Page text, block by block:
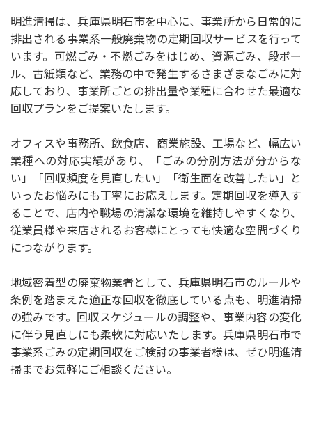
明進清掃は、兵庫県明石市を中心に、事業所から日常的に
排出される事業系一般廃棄物の定期回収サービスを行って
います。可燃ごみ・不燃ごみをはじめ、資源ごみ、段ボー
ル、古紙類など、業務の中で発生するさまざまなごみに対
応しており、事業所ごとの排出量や業種に合わせた最適な
回収プランをご提案いたします。
オフィスや事務所、飲食店、商業施設、工場など、幅広い
業種への対応実績があり、「ごみの分別方法が分からな
い」「回収頻度を見直したい」「衛生面を改善したい」と
いったお悩みにも丁寧にお応えします。定期回収を導入す
ることで、店内や職場の清潔な環境を維持しやすくなり、
従業員様や来店されるお客様にとっても快適な空間づくり
につながります。
地域密着型の廃棄物業者として、兵庫県明石市のルールや
条例を踏まえた適正な回収を徹底している点も、明進清掃
の強みです。回収スケジュールの調整や、事業内容の変化
に伴う見直しにも柔軟に対応いたします。兵庫県明石市で
事業系ごみの定期回収をご検討の事業者様は、ぜひ明進清
掃までお気軽にご相談ください。